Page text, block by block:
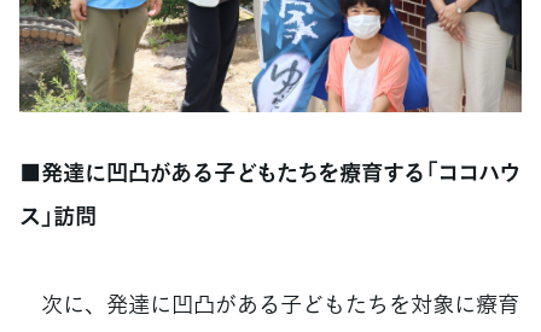
■発達に凹凸がある子どもたちを療育する「ココハウ
ス」訪問
次に、発達に凹凸がある子どもたちを対象に療育